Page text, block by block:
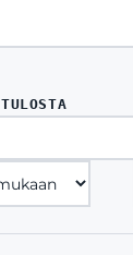
SORTED